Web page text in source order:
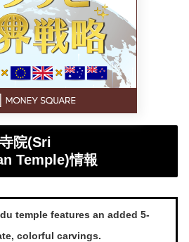
院(Sri
Temple)情報
temple features an added 5-
colorful carvings.